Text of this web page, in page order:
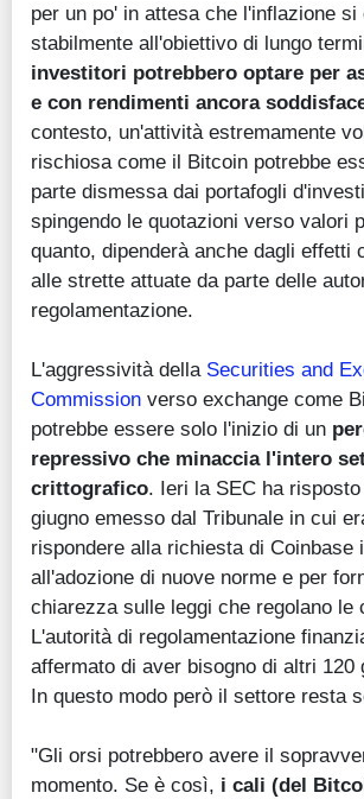
per un po' in attesa che l'inflazione si
stabilmente all'obiettivo di lungo
investitori potrebbero optare per
e con rendimenti ancora
contesto, un'attività estremamente
rischiosa come il Bitcoin potrebbe
parte dismessa dai portafogli
spingendo le quotazioni verso valori
quanto, dipenderà anche dagli effetti
alle strette attuate da parte delle
regolamentazione.
L'aggressività della Securities and
Commission verso exchange come
potrebbe essere solo l'inizio di un
repressivo che minaccia l'intero
crittografico. Ieri la SEC ha
giugno emesso dal Tribunale in cui
rispondere alla richiesta di Coinbase
all'adozione di nuove norme e per
chiarezza sulle leggi che regolano le
L'autorità di regolamentazione
affermato di aver bisogno di altri 120
In questo modo però il settore resta
"Gli orsi potrebbero avere il
momento. Se è così, i cali (del